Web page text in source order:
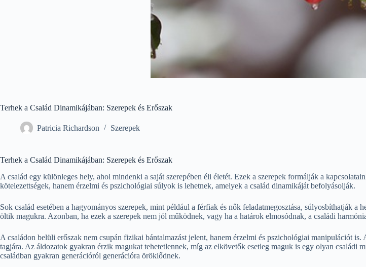
Terhek a Család Dinamikájában: Szerepek és Erőszak
Patricia Richardson Szerepek
Terhek a Család Dinamikájában: Szerepek és Erőszak
A család egy különleges hely, ahol mindenki a saját szerepében éli életét. Ezek a szerepek formálják a
kötelezettségek, hanem érzelmi és pszichológiai súlyok is lehetnek, amelyek a család dinamikáját befolyásolják.
Sok család esetében a hagyományos szerepek, mint például a férfiak és nők feladatmegosztása, súlyosbíthatják
öltik magukra. Azonban, ha ezek a szerepek nem jól működnek, vagy ha a határok elmosódnak, a családi
A családon belüli erőszak nem csupán fizikai bántalmazást jelent, hanem érzelmi és pszichológiai manipulációt
tagjára. Az áldozatok gyakran érzik magukat tehetetlennek, míg az elkövetők esetleg maguk is egy olyan
családban gyakran generációról generációra öröklődnek.